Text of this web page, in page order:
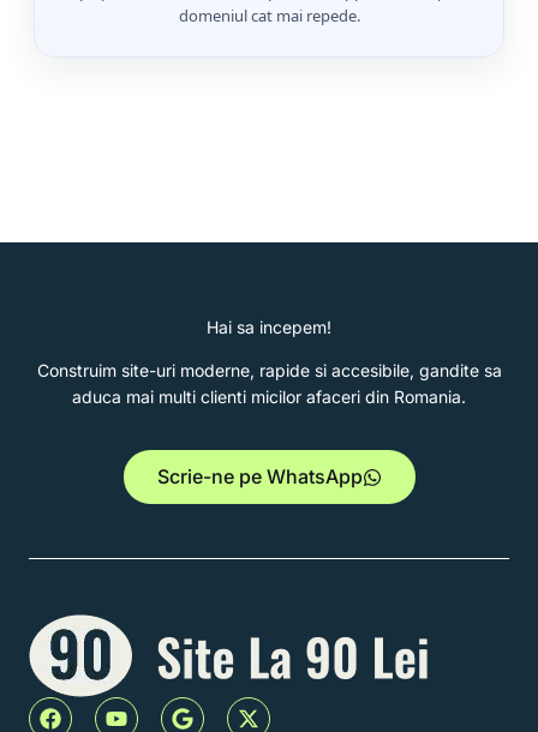
domeniul cat mai repede.
Hai sa incepem!
Construim site-uri moderne, rapide si accesibile, gandite sa
aduca mai multi clienti micilor afaceri din Romania.
Scrie-ne pe WhatsApp
F
Y
G
X